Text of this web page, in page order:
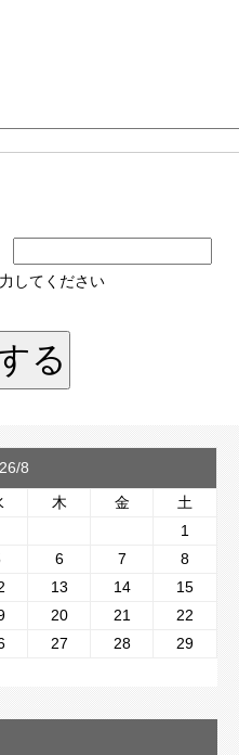
してください
8
木 金
土
1
6 7
8
13 14
15
20 21
22
27 28
29